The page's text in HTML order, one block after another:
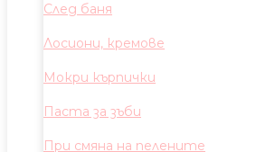
След баня
Лосиони, кремове
Мокри кърпички
Паста за зъби
При смяна на пелените